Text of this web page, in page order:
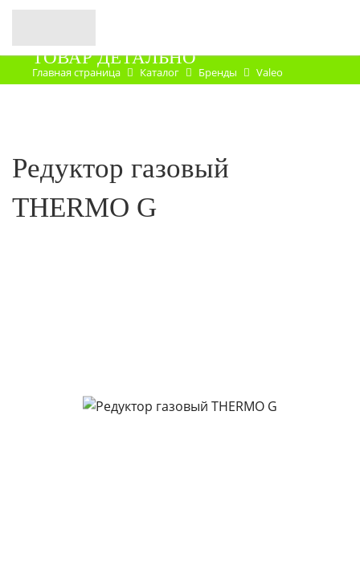
ТОВАР ДЕТАЛЬНО
Главная страница Каталог Бренды
Valeo
Запасные части
Редуктор газовый
THERMO G